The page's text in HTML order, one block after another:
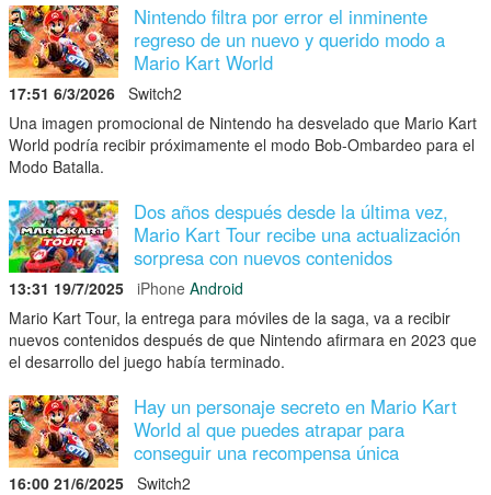
Nintendo filtra por error el inminente
regreso de un nuevo y querido modo a
Mario Kart World
17:51 6/3/2026
Switch2
Una imagen promocional de Nintendo ha desvelado que Mario Kart
World podría recibir próximamente el modo Bob-Ombardeo para el
Modo Batalla.
Dos años después desde la última vez,
Mario Kart Tour recibe una actualización
sorpresa con nuevos contenidos
13:31 19/7/2025 iPhone Android
Mario Kart Tour, la entrega para móviles de la saga, va a recibir
nuevos contenidos después de que Nintendo afirmara en 2023 que
el desarrollo del juego había terminado.
Hay un personaje secreto en Mario Kart
World al que puedes atrapar para
conseguir una recompensa única
16:00 21/6/2025
Switch2